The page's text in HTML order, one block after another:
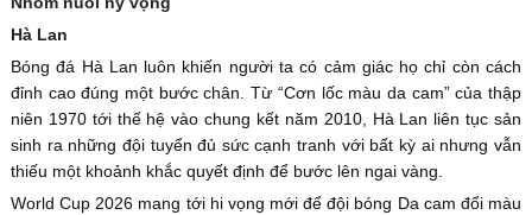
Hà Lan
Bóng đá Hà Lan luôn khiến người ta có cảm giác họ chỉ còn cách
đỉnh cao đúng một bước chân. Từ “Cơn lốc màu da cam” của thập
niên 1970 tới thế hệ vào chung kết năm 2010, Hà Lan liên tục sản
sinh ra những đội tuyển đủ sức cạnh tranh với bất kỳ ai nhưng vẫn
thiếu một khoảnh khắc quyết định để bước lên ngai vàng.
World Cup 2026 mang tới hi vọng mới để đội bóng Da cam đổi màu